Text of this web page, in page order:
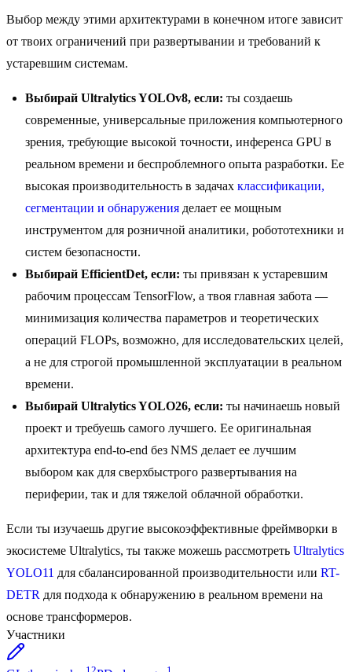
Выбор между этими архитектурами в конечном итоге зависит
от твоих ограничений при развертывании и требований к
устаревшим системам.
Выбирай Ultralytics YOLOv8, если: ты создаешь
современные, универсальные приложения компьютерного
зрения, требующие высокой точности, инференса GPU в
реальном времени и беспроблемного опыта разработки. Ее
высокая производительность в задачах классификации,
сегментации и обнаружения делает ее мощным
инструментом для розничной аналитики, робототехники и
систем безопасности.
Выбирай EfficientDet, если: ты привязан к устаревшим
рабочим процессам TensorFlow, а твоя главная забота —
минимизация количества параметров и теоретических
операций FLOPs, возможно, для исследовательских целей,
а не для строгой промышленной эксплуатации в реальном
времени.
Выбирай Ultralytics YOLO26, если: ты начинаешь новый
проект и требуешь самого лучшего. Ее оригинальная
архитектура end-to-end без NMS делает ее лучшим
выбором как для сверхбыстрого развертывания на
периферии, так и для тяжелой облачной обработки.
Если ты изучаешь другие высокоэффективные фреймворки в
экосистеме Ultralytics, ты также можешь рассмотреть Ultralytics
YOLO11 для сбалансированной производительности или RT-
DETR для подхода к обнаружению в реальном времени на
основе трансформеров.
Участники